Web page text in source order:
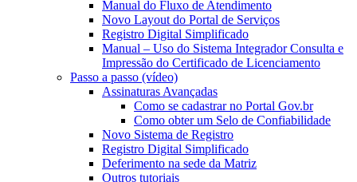
Manual do Fluxo de Atendimento
Novo Layout do Portal de Serviços
Registro Digital Simplificado
Manual – Uso do Sistema Integrador Consulta e
Impressão do Certificado de Licenciamento
Passo a passo (vídeo)
Assinaturas Avançadas
Como se cadastrar no Portal Gov.br
Como obter um Selo de Confiabilidade
Novo Sistema de Registro
Registro Digital Simplificado
Deferimento na sede da Matriz
Outros tutoriais